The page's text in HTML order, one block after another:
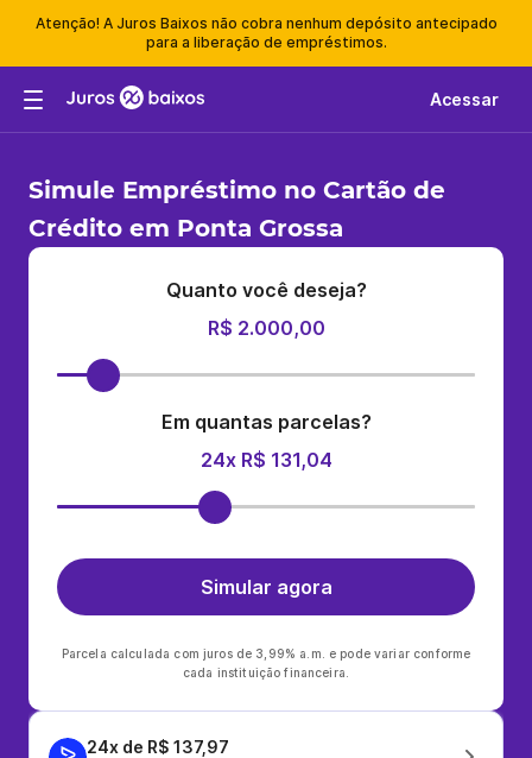
Atenção! A Juros Baixos não cobra nenhum depósito antecipado
para a liberação de empréstimos.
Acessar
Simule Empréstimo no Cartão de
Crédito em Ponta Grossa
Quanto você deseja?
R$ 2.000,00
Em quantas parcelas?
24x R$ 131,04
Simular agora
Parcela calculada com juros de 3,99% a.m. e pode variar conforme
cada instituição financeira.
24x de R$ 137,97